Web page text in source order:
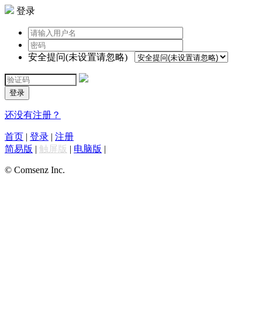
登录
安全提问(未设置请忽略)
登录
还没有注册？
首页 | 登录 | 注册
简易版 | 触屏版 | 电脑版 |
© Comsenz Inc.